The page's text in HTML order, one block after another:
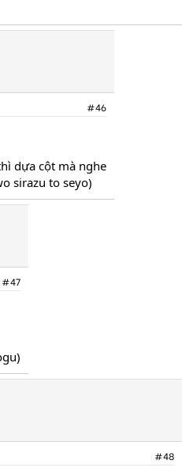
#46
dựa cột mà nghe
sirazu to seyo)
#47
#48